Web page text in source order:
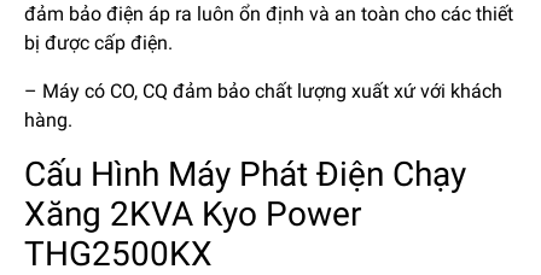
đảm bảo điện áp ra luôn ổn định và an toàn cho các thiết
bị được cấp điện.
– Máy có CO, CQ đảm bảo chất lượng xuất xứ với khách
hàng.
Cấu Hình Máy Phát Điện Chạy
Xăng 2KVA Kyo Power
THG2500KX